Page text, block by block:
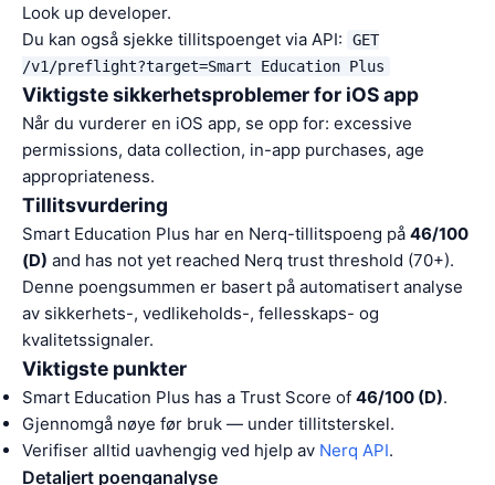
Look up developer.
Du kan også sjekke tillitspoenget via API:
GET
/v1/preflight?target=Smart Education Plus
Viktigste sikkerhetsproblemer for iOS app
Når du vurderer en iOS app, se opp for: excessive
permissions, data collection, in-app purchases, age
appropriateness.
Tillitsvurdering
Smart Education Plus har en Nerq-tillitspoeng på 46/100
(D) and has not yet reached Nerq trust threshold (70+).
Denne poengsummen er basert på automatisert analyse
av sikkerhets-, vedlikeholds-, fellesskaps- og
kvalitetssignaler.
Viktigste punkter
Smart Education Plus has a Trust Score of 46/100 (D).
Gjennomgå nøye før bruk — under tillitsterskel.
Verifiser alltid uavhengig ved hjelp av Nerq API.
Detaljert poenganalyse